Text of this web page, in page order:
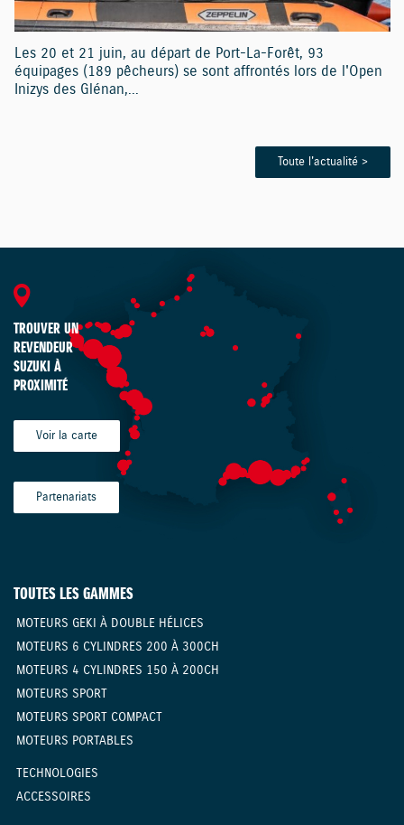
Les 20 et 21 juin, au départ de Port-La-Forêt, 93
équipages (189 pêcheurs) se sont affrontés lors de l'Open
Inizys des Glénan,...
Toute l'actualité >
TROUVER UN
REVENDEUR
SUZUKI À
PROXIMITÉ
Voir la carte
Partenariats
TOUTES LES GAMMES
MOTEURS GEKI À DOUBLE HÉLICES
MOTEURS 6 CYLINDRES 200 À 300CH
MOTEURS 4 CYLINDRES 150 À 200CH
MOTEURS SPORT
MOTEURS SPORT COMPACT
MOTEURS PORTABLES
TECHNOLOGIES
ACCESSOIRES